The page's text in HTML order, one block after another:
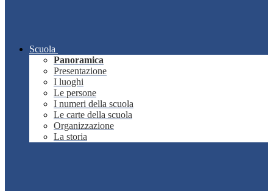
Scuola
Panoramica
Presentazione
I luoghi
Le persone
I numeri della scuola
Le carte della scuola
Organizzazione
La storia